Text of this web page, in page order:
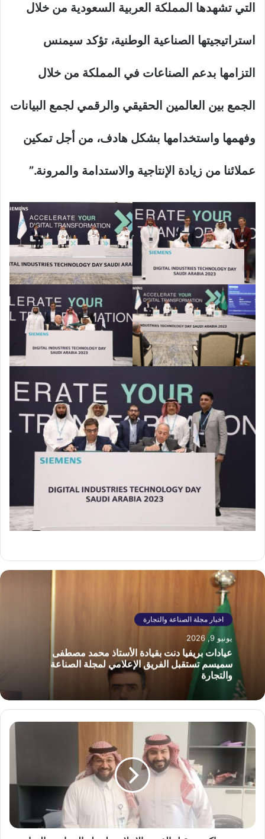
التي تشهدها المملكة العربية السعودية من خلال
استراتيجيتها الصناعية الوطنية، تؤكد سيمنس
التزامها بدعم الصناعات في المملكة من خلال
الجمع بين العالمين الحقيقي والرقمي لجمع البيانات
وفهمها واستخدامها بشكل هادف، من أجل تمكين
عملائنا من زيادة الإنتاجية والاستدامة وا لمرونة.”
اخبار مجلة الصناعة والتجارة
يونيو 9, 2026
عيادات بريفيا دنت بقيادة الأستاذ محمد مصطفى
سميسم تستقبل الفريق الإعلامي لمجلة الصناعة
والتجارة